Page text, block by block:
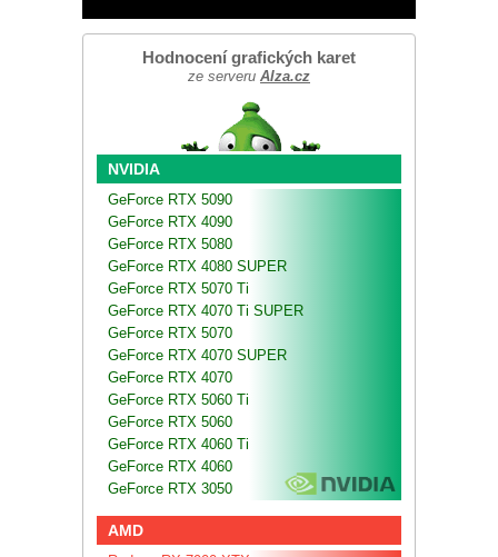
Hodnocení grafických karet
ze serveru Alza.cz
NVIDIA
GeForce RTX 5090
GeForce RTX 4090
GeForce RTX 5080
GeForce RTX 4080 SUPER
GeForce RTX 5070 Ti
GeForce RTX 4070 Ti SUPER
GeForce RTX 5070
GeForce RTX 4070 SUPER
GeForce RTX 4070
GeForce RTX 5060 Ti
GeForce RTX 5060
GeForce RTX 4060 Ti
GeForce RTX 4060
GeForce RTX 3050
AMD